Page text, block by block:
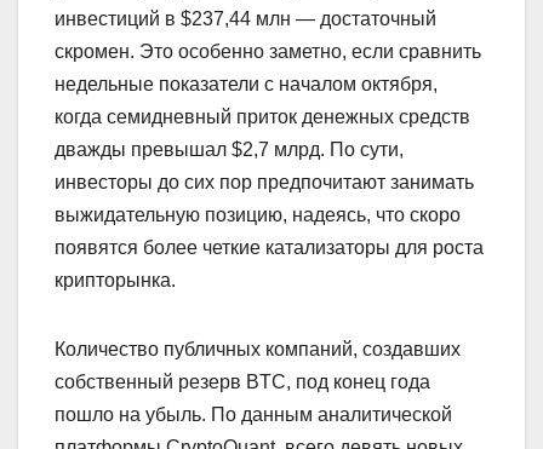
инвестиций в $237,44 млн — достаточный
скромен. Это особенно заметно, если сравнить
недельные показатели с началом октября,
когда семидневный приток денежных средств
дважды превышал $2,7 млрд. По сути,
инвесторы до сих пор предпочитают занимать
выжидательную позицию, надеясь, что скоро
появятся более четкие катализаторы для роста
крипторынка.
Количество публичных компаний, создавших
собственный резерв BTC, под конец года
пошло на убыль. По данным аналитической